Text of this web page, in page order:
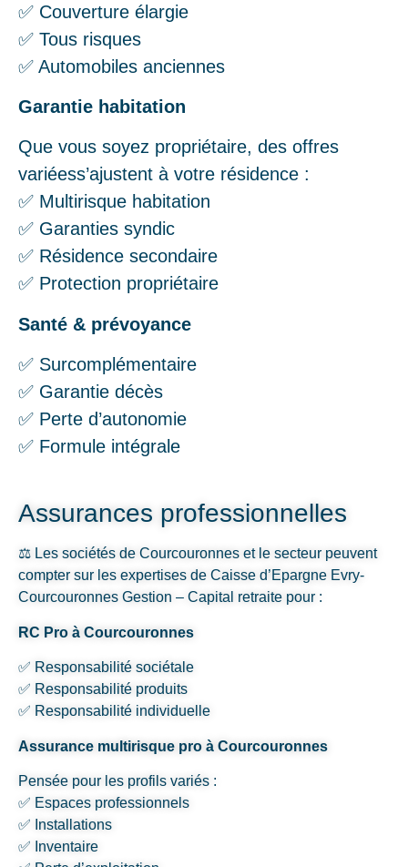
✅ Couverture élargie
✅ Tous risques
✅ Automobiles anciennes
Garantie habitation
Que vous soyez propriétaire, des offres
variéess’ajustent à votre résidence :
✅ Multirisque habitation
✅ Garanties syndic
✅ Résidence secondaire
✅ Protection propriétaire
Santé & prévoyance
✅ Surcomplémentaire
✅ Garantie décès
✅ Perte d’autonomie
✅ Formule intégrale
Assurances professionnelles
⚖️ Les sociétés de Courcouronnes et le secteur peuvent
compter sur les expertises de Caisse d’Epargne Evry-
Courcouronnes Gestion – Capital retraite pour :
RC Pro à Courcouronnes
✅ Responsabilité sociétale
✅ Responsabilité produits
✅ Responsabilité individuelle
Assurance multirisque pro à Courcouronnes
Pensée pour les profils variés :
✅ Espaces professionnels
✅ Installations
✅ Inventaire